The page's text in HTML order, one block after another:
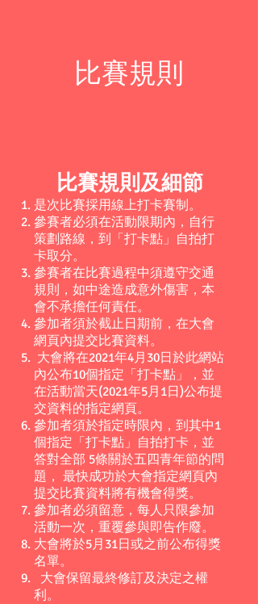
比賽規則
比賽規則及細節
是次比賽採用線上打卡賽制。
參賽者必須在活動限期內，自行
策劃路線，到「打卡點」自拍打
卡取分。
參賽者在比賽過程中須遵守交通
規則，如中途造成意外傷害，本
會不承擔任何責任。
參加者須於截止日期前，在大會
網頁內提交比賽資料。
大會將在2021年4月30日於此網站
內公布10個指定「 打卡點 」，並
在活動當天(2021年5月1日)公布提
交資料的指定網頁。
參加者須於指定時限內，到其中1
個指定「打卡點」自拍打卡，並
答對全部 5條關於五四青年節的問
題， 最快成功於大會指定網頁內
提交比賽資料將有機會得獎。
參加者必須留意，每人只限參加
活動一次，重覆參與即告作廢。
​大會將於5月31日或之前公布得獎
名單。
大會保留最終修訂及決定之權
利。